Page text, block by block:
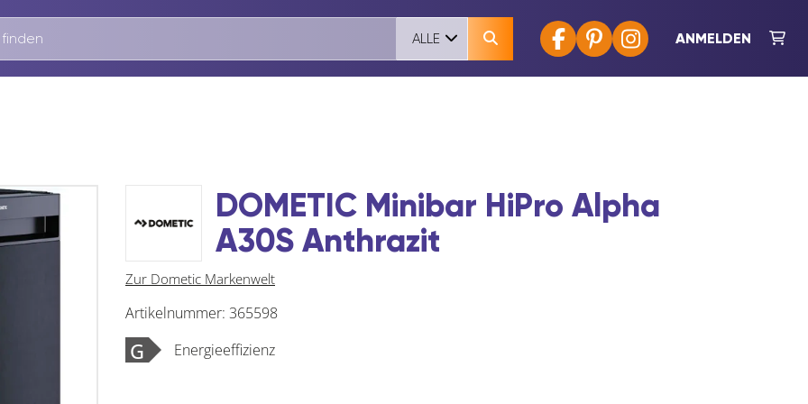
ANMELDEN
ALLE
DOMETIC Minibar HiPro Alpha
A30S Anthrazit
Zur Dometic Markenwelt
Artikelnummer: 365598
G Energieeffizienz